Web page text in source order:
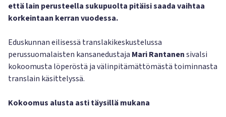
että lain perusteella sukupuolta pitäisi saada vaihtaa
korkeintaan kerran vuodessa.
Eduskunnan eilisessä translakikeskustelussa
perussuomalaisten kansanedustaja Mari Rantanensivalsi
kokoomusta löperöstä ja välinpitämättömästä toiminnasta
translain käsittelyssä.
Kokoomus alusta asti täysillä mukana